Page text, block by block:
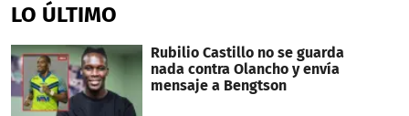
LO ÚLTIMO
Rubilio Castillo no se guarda
nada contra Olancho y envía
mensaje a Bengtson